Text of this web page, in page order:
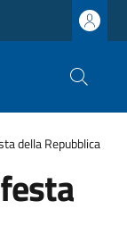
della Repubblica